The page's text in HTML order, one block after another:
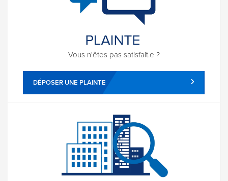
Vous n'êtes pas satisfait.e ?
DÉPOSER UNE PLAINTE